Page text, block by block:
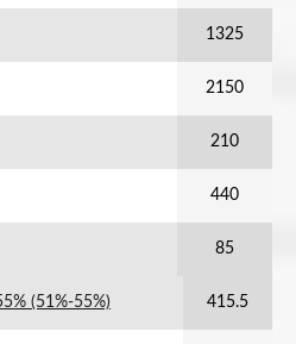
1325
2150
210
440
85
(51%-55%) 415.5